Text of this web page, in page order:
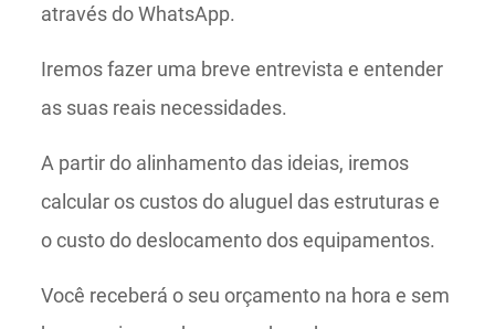
através do WhatsApp.
Iremos fazer uma breve entrevista e entender
as suas reais necessidades.
A partir do alinhamento das ideias, iremos
calcular os custos do aluguel das estruturas e
o custo do deslocamento dos equipamentos.
Você receberá o seu orçamento na hora e sem